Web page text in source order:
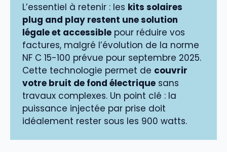
L’essentiel à retenir : les kits solaires
plug and play restent une solution
légale et accessible pour réduire vos
factures, malgré l’évolution de la norme
NF C 15-100 prévue pour septembre 2025.
Cette technologie permet de couvrir
votre bruit de fond électrique sans
travaux complexes. Un point clé : la
puissance injectée par prise doit
idéalement rester sous les 900 watts.